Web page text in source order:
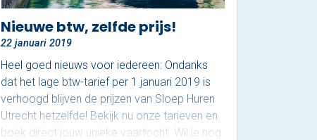
Nieuwe btw, zelfde prijs!
22 januari 2019
Heel goed nieuws voor iedereen: Ondanks
dat het lage btw-tarief per 1 januari 2019 is
verhoogd blijven de prijzen van Sloep Huren
Utrecht hetzelfde! Bekijk nu onze tarieven en
boek direct jouw unieke vaartocht. Wil je nog